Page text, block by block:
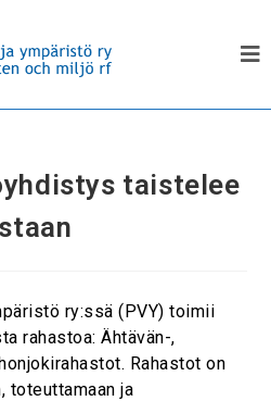
taistelee
ry:ssä (PVY) toimii
rahastoa: Ähtävän-,
Rahastot on
toteuttamaan ja